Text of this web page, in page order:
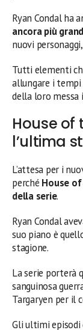
Ryan Condal ha
ancora più
nuovi
Tutti elementi
allungare i
della loro messa
House of
l’ultima
L’attesa per i
perché House
della serie.
Ryan Condal
suo piano è
stagione.
La serie porterà
sanguinosa
Targaryen per il
Gli ultimi